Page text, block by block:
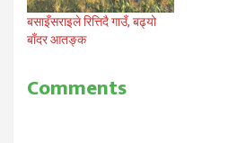
बसाइँसराइले रित्तिदै गाउँ, बढ्यो
बाँदर आतङ्क
Comments